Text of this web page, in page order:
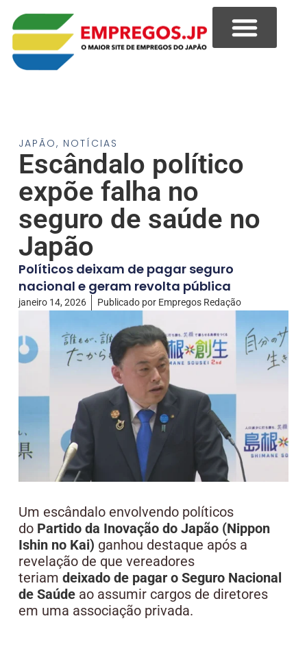
JAPÃO, NOTÍCIAS
Escândalo político
expõe falha no
seguro de saúde no
Japão
Políticos deixam de pagar seguro
nacional e geram revolta pública
janeiro 14, 2026 Publicado porEmpregos Redação
Um escândalo envolvendo políticos
do Partido da Inovação do Japão (Nippon
Ishin no Kai) ganhou destaque após a
revelação de que vereadores
teriam deixado de pagar o Seguro Nacional
de Saúdeao assumir cargos de diretores
em uma associação privada.